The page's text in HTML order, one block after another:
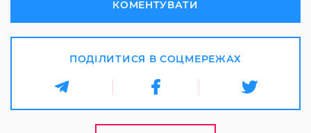
КОМЕНТУВАТИ
ПОДІЛИТИСЯ В СОЦМЕРЕЖАХ